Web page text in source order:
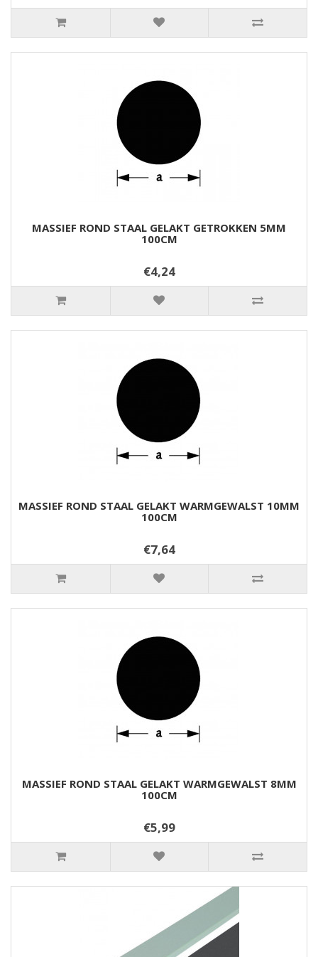
MASSIEF ROND STAAL GELAKT GETROKKEN 5MM
100CM
€4,24
MASSIEF ROND STAAL GELAKT WARMGEWALST 10MM
100CM
€7,64
MASSIEF ROND STAAL GELAKT WARMGEWALST 8MM
100CM
€5,99